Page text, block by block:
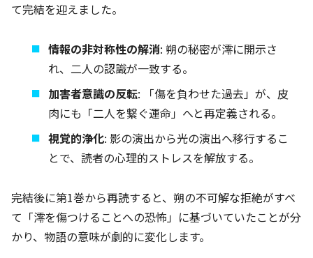
て完結を迎えました。
情報の非対称性の解消: 朔の秘密が澪に開示さ
れ、二人の認識が一致する。
加害者意識の反転: 「傷を負わせた過去」が、皮
肉にも「二人を繋ぐ運命」へと再定義される。
視覚的浄化: 影の演出から光の演出へ移行するこ
とで、読者の心理的ストレスを解放する。
完結後に第1巻から再読すると、朔の不可解な拒絶がすべ
て「澪を傷つけることへの恐怖」に基づいていたことが分
かり、物語の意味が劇的に変化します。